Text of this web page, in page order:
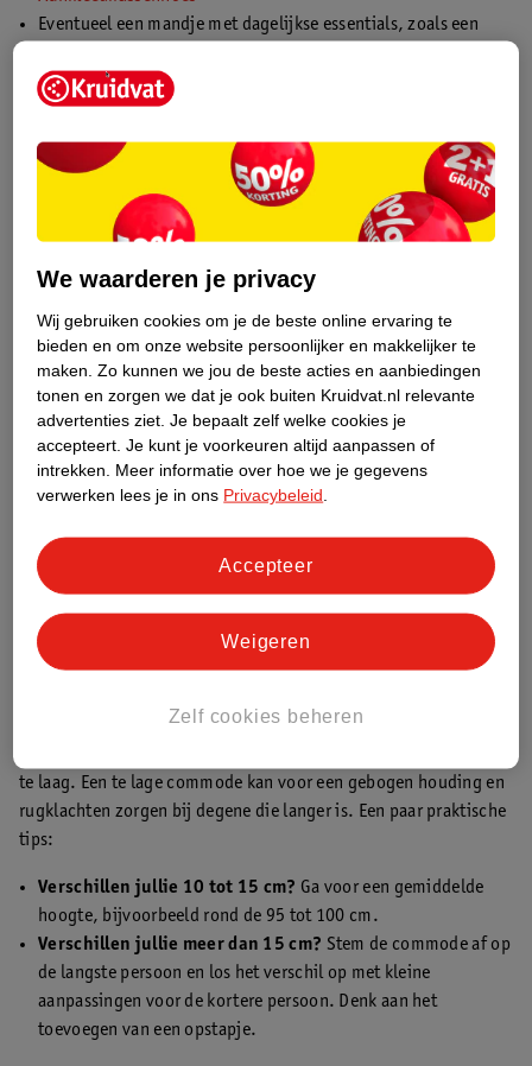
Eventueel een mandje met dagelijkse essentials, zoals een
Kom je ruimte tekort bovenop de commode? Installeer dan
opbergruimte. Hang de plankjes niet te hoog; alles moet op
nooit los te laten tijdens het verschonen.“
Afmetingen commode
De afmetingen van een commode zijn belangrijk voor de
comfort en veiligheid van je baby, maar ook voor je eigen
kies je het juiste formaat commode:
Hoogte commode
De hoogte van een commode ligt meestal tussen de
90 en 105
. Voor de perfecte hoogte meet je je ellebooghoogte vanaf de
Zit er een lengteverschil tussen jou en je partner? Dit maakt het
te laag. Een te lage commode kan voor een gebogen houding en
rugklachten zorgen bij degene die langer is. Een paar praktische
tips:
Verschillen jullie 10 tot 15 cm? Ga voor een gemiddelde
hoogte, bijvoorbeeld rond de 95 tot 100 cm.
Verschillen jullie meer dan 15 cm? Stem de commode af op
de langste persoon en los het verschil op met kleine
aanpassingen voor de kortere persoon. Denk aan het
toevoegen van een opstapje.
We waarderen je privacy
Wij gebruiken cookies om je de beste online ervaring te
bieden en om onze website persoonlijker en makkelijker te
maken. Zo kunnen we jou de beste acties en aanbiedingen
tonen en zorgen we dat je ook buiten Kruidvat.nl relevante
advertenties ziet. Je bepaalt zelf welke cookies je
accepteert. Je kunt je voorkeuren altijd aanpassen of
intrekken.
Meer informatie over hoe we je gegevens
verwerken lees je in ons Privacybeleid
Zelf cookies beheren
Weigeren
Accepteer